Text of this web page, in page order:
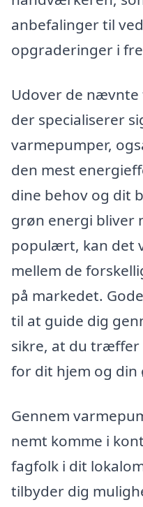
anbefalinger til
opgraderinger i
Udover de
der specialiserer
varmepumper,
den mest
dine behov og dit
grøn energi bliver
populært, kan det
mellem de
på markedet.
til at guide dig
sikre, at du
for dit hjem og din
Gennem
nemt komme i
fagfolk i dit
tilbyder dig